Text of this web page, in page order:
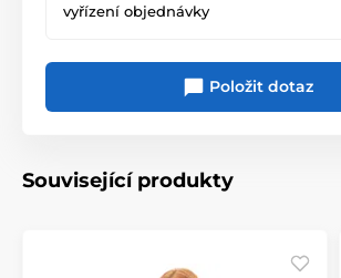
vyřízení objednávky
Položit dotaz
Související produkty